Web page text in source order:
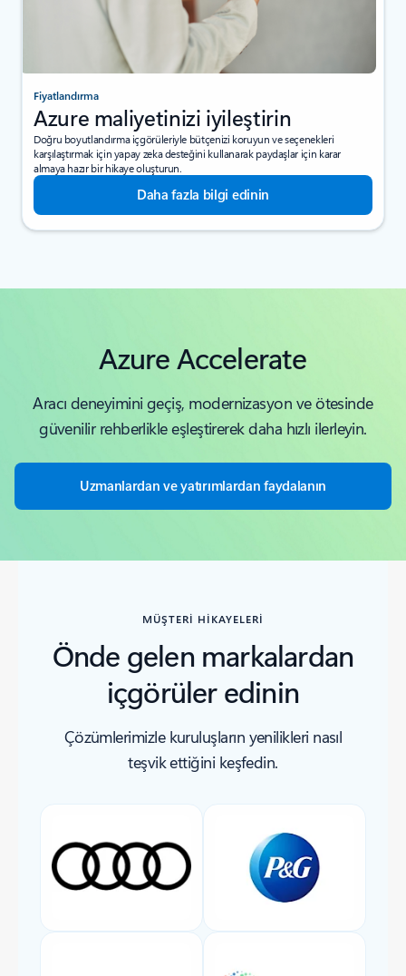
Fiyatlandırma
Azure maliyetinizi iyileştirin
Doğru boyutlandırma içgörüleriyle bütçenizi koruyun ve seçenekleri
karşılaştırmak için yapay zeka desteğini kullanarak paydaşlar için karar
almaya hazır bir hikaye oluşturun.
Daha fazla bilgi edinin
Azure Accelerate
Aracı deneyimini geçiş, modernizasyon ve ötesinde
güvenilir rehberlikle eşleştirerek daha hızlı ilerleyin.
Uzmanlardan ve yatırımlardan faydalanın
MÜŞTERİ HİKAYELERİ
Önde gelen markalardan
içgörüler edinin
Çözümlerimizle kuruluşların yenilikleri nasıl
teşvik ettiğini keşfedin.